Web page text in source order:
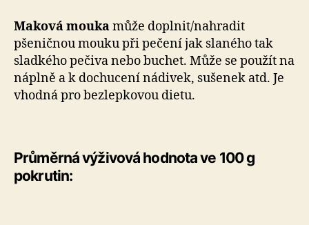
Maková moukamůže doplnit/nahradit
pšeničnou mouku při pečení jak slaného tak
sladkého pečiva nebo buchet. Může se použít na
náplně a k dochucení nádivek, sušenek atd. Je
vhodná pro bezlepkovou dietu.
Průměrná výživová hodnota ve 100 g
pokrutin: